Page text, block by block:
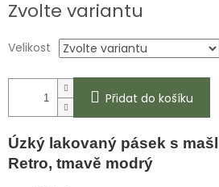
cena:
Zvolte variantu
Velikost
Přidat do košíku
Úzký lakovaný pásek s
Retro, tmavě modrý